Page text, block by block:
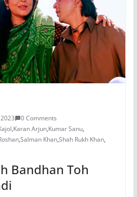
0 Comments
,Karan Arjun,Kumar Sanu,
,Salman Khan,Shah Rukh Khan,
Bandhan Toh